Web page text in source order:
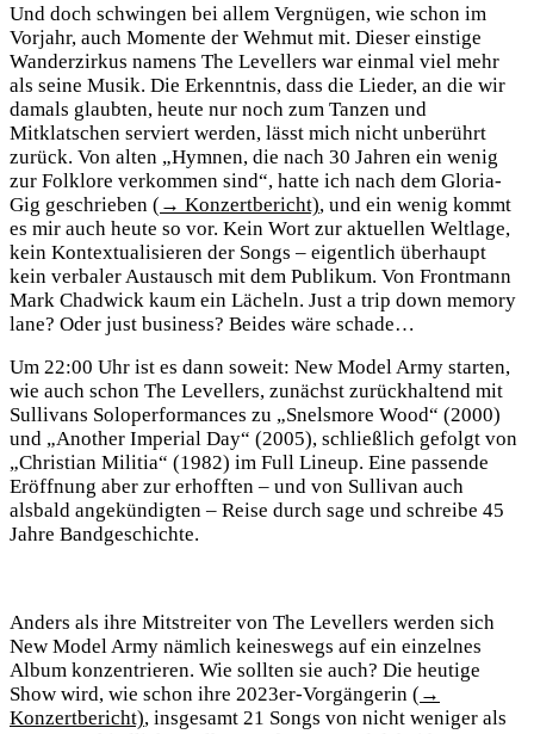
Und doch schwingen bei allem Vergnügen, wie schon im
Vorjahr, auch Momente der Wehmut mit. Dieser einstige
Wanderzirkus namens The Levellers war einmal viel mehr
als seine Musik. Die Erkenntnis, dass die Lieder, an die wir
damals glaubten, heute nur noch zum Tanzen und
Mitklatschen serviert werden, lässt mich nicht unberührt
zurück. Von alten „Hymnen, die nach 30 Jahren ein wenig
zur Folklore verkommen sind“, hatte ich nach dem Gloria-
Gig geschrieben (→ Konzertbericht), und ein wenig kommt
es mir auch heute so vor. Kein Wort zur aktuellen Weltlage,
kein Kontextualisieren der Songs – eigentlich überhaupt
kein verbaler Austausch mit dem Publikum. Von Frontmann
Mark Chadwick kaum ein Lächeln. Just a trip down memory
lane? Oder just business? Beides wäre schade…
Um 22:00 Uhr ist es dann soweit: New Model Army starten,
wie auch schon The Levellers, zunächst zurückhaltend mit
Sullivans Soloperformances zu „Snelsmore Wood“ (2000)
und „Another Imperial Day“ (2005), schließlich gefolgt von
„Christian Militia“ (1982) im Full Lineup. Eine passende
Eröffnung aber zur erhofften – und von Sullivan auch
alsbald angekündigten – Reise durch sage und schreibe 45
Jahre Bandgeschichte.
Anders als ihre Mitstreiter von The Levellers werden sich
New Model Army nämlich keineswegs auf ein einzelnes
Album konzentrieren. Wie sollten sie auch? Die heutige
Show wird, wie schon ihre 2023er-Vorgängerin (→
Konzertbericht), insgesamt 21 Songs von nicht weniger als